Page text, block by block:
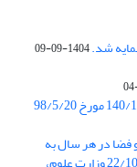
1404-09-09
زمین و فضا در هر سال به